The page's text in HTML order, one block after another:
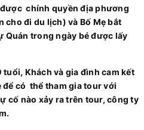
chính quyền địa phương
cho đi du lịch) và Bố Mẹ bắt
Quán trong ngày bé được lấy
Khách và gia đình cam kết
có thể tham gia tour với
cố nào xảy ra trên tour, công ty